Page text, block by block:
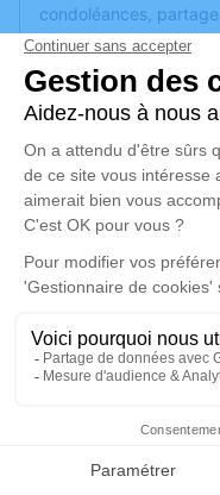
Faire-part
condoléances,
anecdote ou exprimer
ou des textes. Cet
honorer la mémoire de
Un service de
lundi 28 avril
Église Saint
108 avenue de